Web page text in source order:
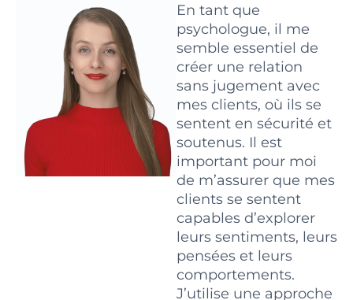
En tant que
psychologue, il me
semble essentiel de
créer une relation
sans jugement avec
mes clients, où ils se
sentent en sécurité et
soutenus. Il est
important pour moi
de m’assurer que mes
clients se sentent
capables d’explorer
leurs sentiments, leurs
pensées et leurs
comportements.
J’utilise une approche